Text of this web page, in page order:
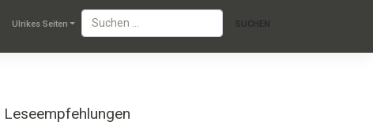
Ulrikes Seiten
Leseempfehlungen